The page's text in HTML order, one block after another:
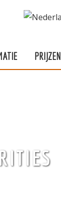
PRIJZEN